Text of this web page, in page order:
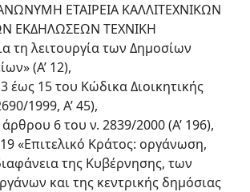
ΕΤΑΙΡΕΙΑ ΚΑΛΛΙΤΕΧΝΙΚΩΝ
ΕΚΔΗΛΩΣΕΩΝ ΤΕΧΝΙΚΗ
τη λειτουργία των Δημοσίων
(Α’ 12),
έως 15 του Κώδικα Διοικητικής
1999, Α’ 45),
6 του ν. 2839/2000 (Α’ 196),
«Επιτελικό Κράτος: οργάνωση,
της Κυβέρνησης, των
και της κεντρικής δημόσιας